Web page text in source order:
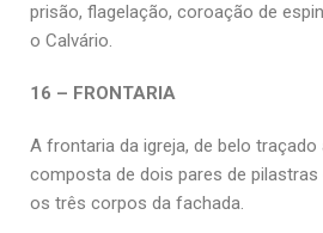
prisão, flagelação, coroação de
o Calvário.
16 – FRONTARIA
A frontaria da igreja, de belo traçado
composta de dois pares de
os três corpos da fachada.